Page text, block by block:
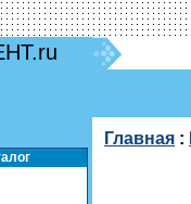
Главная :